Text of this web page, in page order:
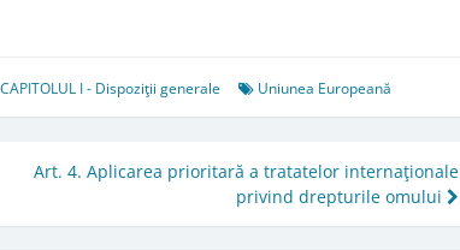
I - Dispoziţii generale Uniunea Europeană
Art. 4. Aplicarea prioritară a tratatelor internaţionale
privind drepturile omului